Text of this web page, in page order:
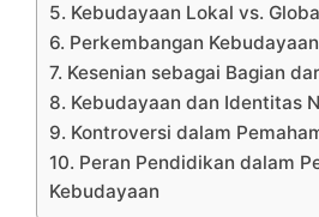
5. Kebudayaan Lokal vs.
6. Perkembangan
7. Kesenian sebagai Bagian
8. Kebudayaan dan Identitas
9. Kontroversi dalam
10. Peran Pendidikan dalam
Kebudayaan